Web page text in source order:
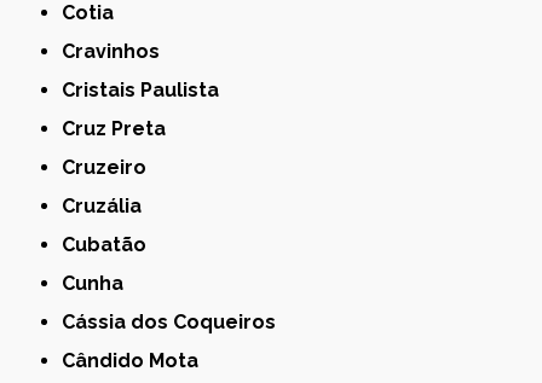
Cotia
Cravinhos
Cristais Paulista
Cruz Preta
Cruzeiro
Cruzália
Cubatão
Cunha
Cássia dos Coqueiros
Cândido Mota